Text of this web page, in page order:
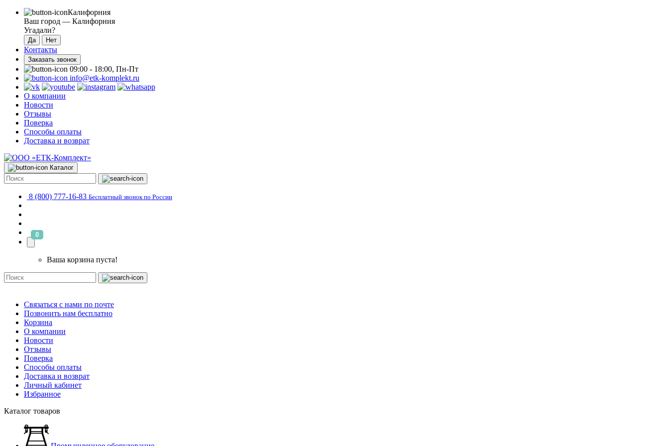
Калифорния
Ваш город — Калифорния
Угадали?
Контакты
Заказать звонок
09:00 - 18:00, Пн-Пт
info@etk-komplekt.ru
О компании
Новости
Отзывы
Поверка
Способы оплаты
Доставка и возврат
Каталог
8 (800) 777-16-83 Бесплатный звонок по России
0
Ваша корзина пуста!
Связаться с нами по почте
Позвонить нам бесплатно
Корзина
О компании
Новости
Отзывы
Поверка
Способы оплаты
Доставка и возврат
Личный кабинет
Избранное
Каталог товаров